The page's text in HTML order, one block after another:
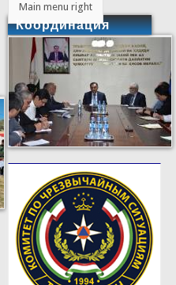
Main menu right
Координация